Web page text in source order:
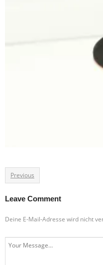
Previous
Leave Comment
Deine E-Mail-Adresse wird nicht